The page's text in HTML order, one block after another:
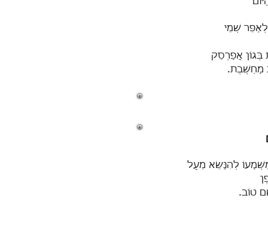
לְאַפֵּר שְׁמֵי
בְּגוֹן אֲפַרְסֵק
מַחְשֶׁבֶת.
מַשְׁמָעוֹ לְהִנָּשֵׂא מֵעָל
טוֹב.